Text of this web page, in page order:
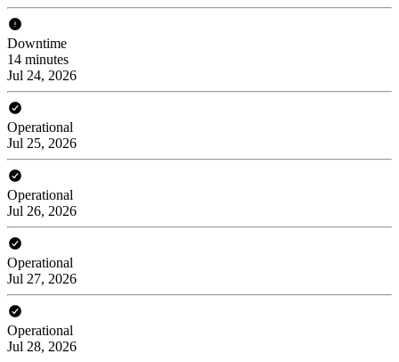
Downtime
14 minutes
Jul 24, 2026
Operational
Jul 25, 2026
Operational
Jul 26, 2026
Operational
Jul 27, 2026
Operational
Jul 28, 2026